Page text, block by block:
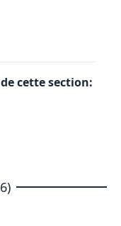
cette section: